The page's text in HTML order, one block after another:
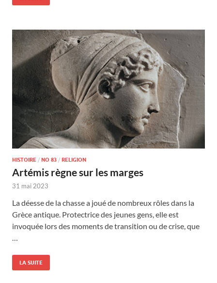
HISTOIRE / NO 83 / RELIGION
Artémis règne sur les marges
31 mai 2023
La déesse de la chasse a joué de nombreux rôles dans la
Grèce antique. Protectrice des jeunes gens, elle est
invoquée lors des moments de transition ou de crise, que
…
LA SUITE